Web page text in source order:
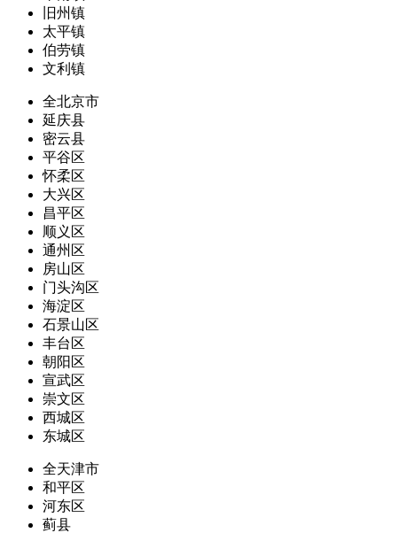
旧州镇
太平镇
伯劳镇
文利镇
全北京市
延庆县
密云县
平谷区
怀柔区
大兴区
昌平区
顺义区
通州区
房山区
门头沟区
海淀区
石景山区
丰台区
朝阳区
宣武区
崇文区
西城区
东城区
全天津市
和平区
河东区
蓟县